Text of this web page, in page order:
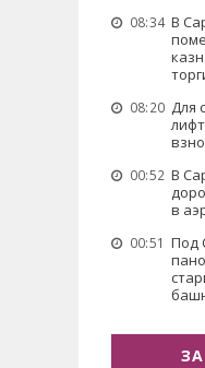
08:34 В
08:20 Для
00:52 В
в
00:51 Под